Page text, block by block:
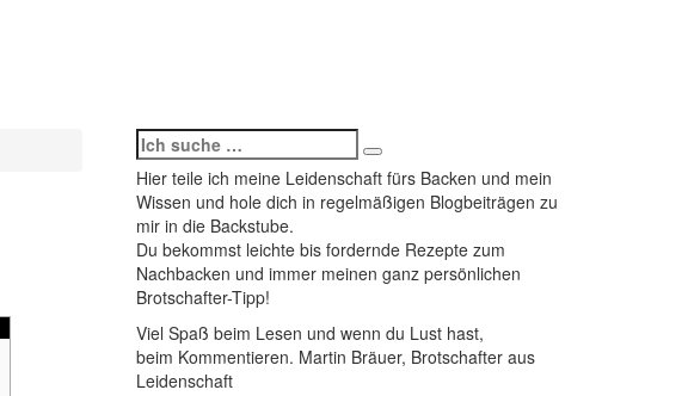
Search
for:
Search
Hier teile ich meine Leidenschaft fürs Backen und mein
Wissen und hole dich in regelmäßigen Blogbeiträgen zu
mir in die Backstube.
Du bekommst leichte bis fordernde Rezepte zum
Nachbacken und immer meinen ganz persönlichen
Brotschafter-Tipp!
Viel Spaß beim Lesen und wenn du Lust hast,
beim Kommentieren. Martin Bräuer, Brotschafter aus
Leidenschaft